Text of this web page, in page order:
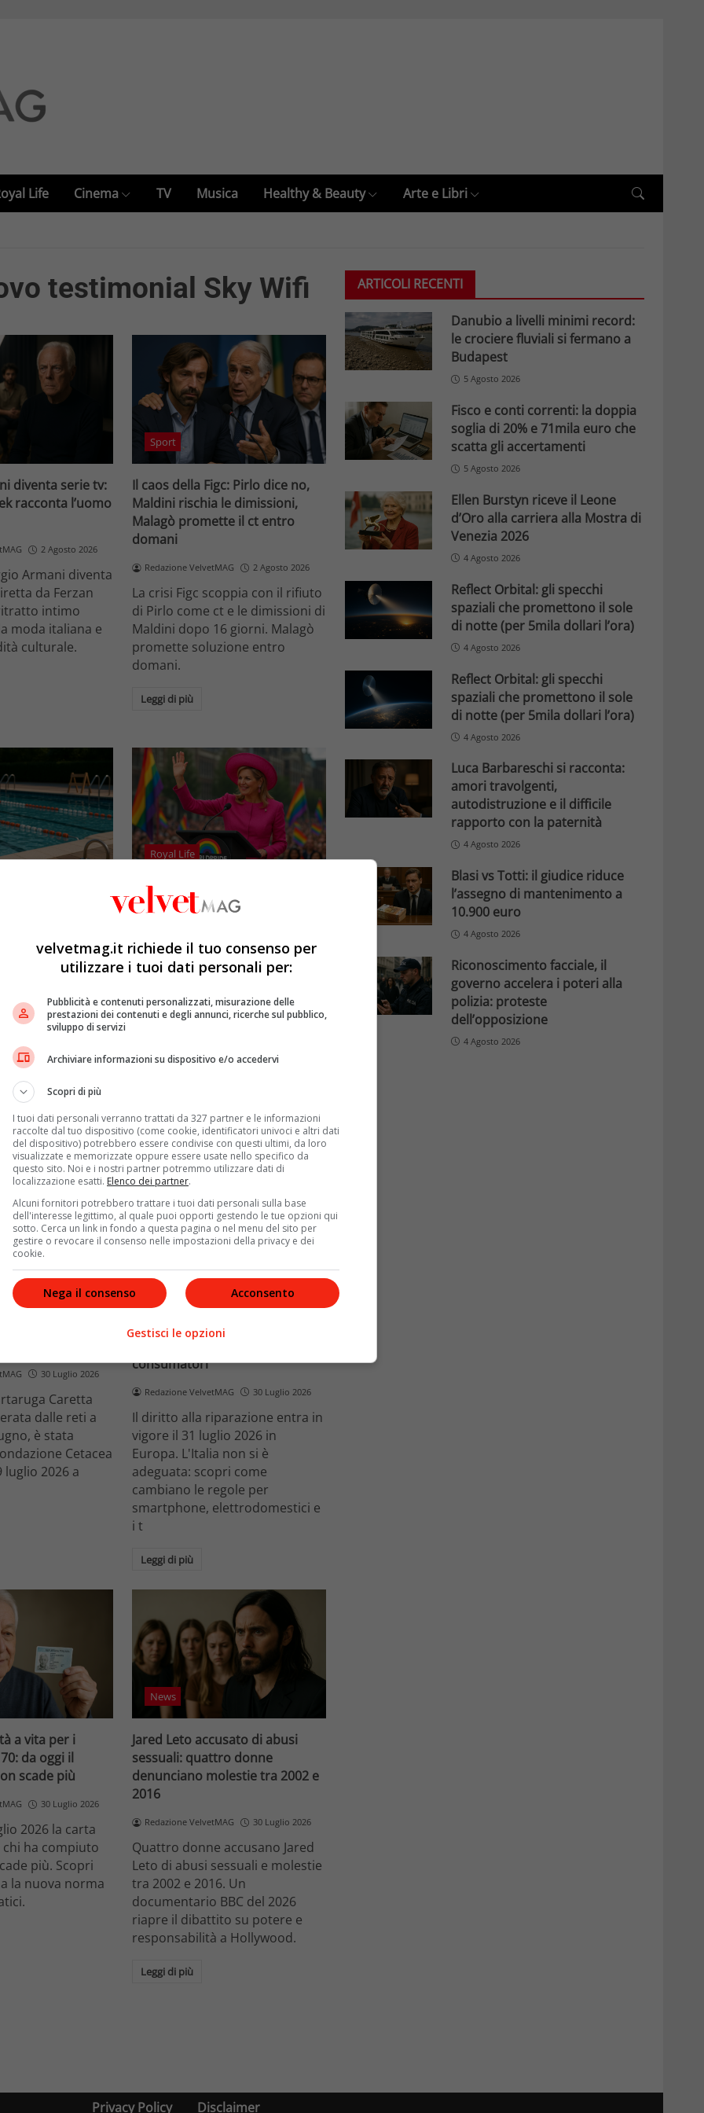
Life Cinema TV Musica Healthy & Beauty Arte e Libri
testimonial Sky Wifi
diventa serie tv:
racconta l’uomo
2 Agosto 2026
Armani diventa
da Ferzan
intimo
moda italiana e
culturale.
Sport
Il caos della Figc: Pirlo dice no,
Maldini rischia le dimissioni,
Malagò promette il ct entro
domani
Redazione VelvetMAG 2 Agosto 2026
La crisi Figc scoppia con il rifiuto
di Pirlo come ct e le dimissioni di
Maldini dopo 16 giorni. Malagò
promette soluzione entro
domani.
Leggi di più
il Senato
Sport con
bocchettoni e
approvato dal
regole
sicurezza
obbligatoria
a norma
non conf
Royal Life
Massima inaugura il WorldPride
2026: prima Regina della storia a
Redazione VelvetMAG 31 Luglio 2026
Bassi inaugura il WorldPride
2026 ad Amsterdam il 26 luglio,
regnante nella storia a
Leggi di più
torna libera
il salvataggio
Cetacea
30 Luglio 2026
Caretta
dalle reti a
è stata
Cetacea
luglio 2026 a
Tecnologia
Diritto alla riparazione Ue: l’Italia
non rispetta la scadenza del 31
consumatori
Redazione VelvetMAG 30 Luglio 2026
Il diritto alla riparazione entra in
vigore il 31 luglio 2026 in
Europa. L'Italia non si è
adeguata: scopri come
cambiano le regole per
smartphone, elettrodomestici e
i t
Leggi di più
a vita per i
da oggi il
scade più
30 Luglio 2026
2026 la carta
ha compiuto
più. Scopri
la nuova norma
News
Jared Leto accusato di abusi
sessuali: quattro donne
denunciano molestie tra 2002 e
2016
Redazione VelvetMAG 30 Luglio 2026
Quattro donne accusano Jared
Leto di abusi sessuali e molestie
tra 2002 e 2016. Un
documentario BBC del 2026
riapre il dibattito su potere e
responsabilità a Hollywood.
Leggi di più
ARTICOLI RECENTI
Danubio a livelli minimi record:
le crociere fluviali si fermano a
Budapest
5 Agosto 2026
Fisco e conti correnti: la doppia
soglia di 20% e 71mila euro che
scatta gli accertamenti
5 Agosto 2026
Ellen Burstyn riceve il Leone
d’Oro alla carriera alla Mostra di
Venezia 2026
4 Agosto 2026
Reflect Orbital: gli specchi
spaziali che promettono il sole
di notte (per 5mila dollari l’ora)
4 Agosto 2026
Reflect Orbital: gli specchi
spaziali che promettono il sole
di notte (per 5mila dollari l’ora)
4 Agosto 2026
Luca Barbareschi si racconta:
amori travolgenti,
autodistruzione e il difficile
rapporto con la paternità
4 Agosto 2026
Blasi vs Totti: il giudice riduce
l’assegno di mantenimento a
10.900 euro
4 Agosto 2026
Riconoscimento facciale, il
governo accelera i poteri alla
polizia: proteste
dell’opposizione
4 Agosto 2026
Privacy Policy Disclaimer
velvetmag.it richiede il tuo consenso per
utilizzare i tuoi dati personali per:
Pubblicità e contenuti personalizzati, misurazione delle
prestazioni dei contenuti e degli annunci, ricerche sul pubblico,
sviluppo di servizi
Archiviare informazioni su dispositivo e/o accedervi
Scopri di più
I tuoi dati personali verranno trattati da 327 partner e le informazioni
raccolte dal tuo dispositivo (come cookie, identificatori univoci e altri dati
del dispositivo) potrebbero essere condivise con questi ultimi, da loro
visualizzate e memorizzate oppure essere usate nello specifico da
questo sito. Noi e i nostri partner potremmo utilizzare dati di
localizzazione esatti. Elenco dei partner.
Alcuni fornitori potrebbero trattare i tuoi dati personali sulla base
dell'interesse legittimo, al quale puoi opporti gestendo le tue opzioni qui
sotto. Cerca un link in fondo a questa pagina o nel menu del sito per
gestire o revocare il consenso nelle impostazioni della privacy e dei
cookie.
Acconsento
Nega il consenso
Gestisci le opzioni